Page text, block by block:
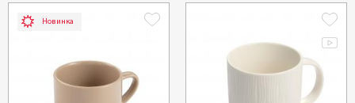
Новинка